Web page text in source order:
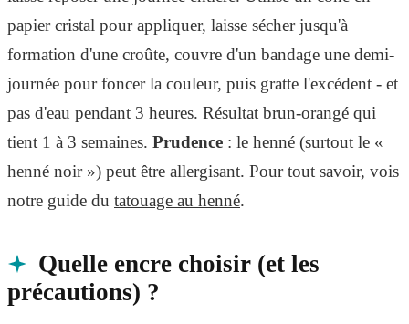
papier cristal pour appliquer, laisse sécher jusqu'à
formation d'une croûte, couvre d'un bandage une demi-
journée pour foncer la couleur, puis gratte l'excédent - et
pas d'eau pendant 3 heures. Résultat brun-orangé qui
tient 1 à 3 semaines. Prudence : le henné (surtout le «
henné noir ») peut être allergisant. Pour tout savoir, vois
notre guide du tatouage au henné.
Quelle encre choisir (et les
précautions) ?